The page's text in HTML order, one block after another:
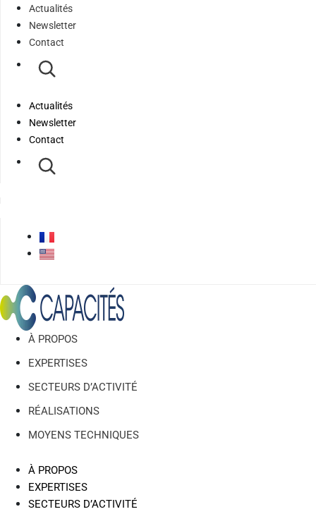
Actualités
Newsletter
Contact
Actualités
Newsletter
Contact
À PROPOS
EXPERTISES
SECTEURS D’ACTIVITÉ
RÉALISATIONS
MOYENS TECHNIQUES
À PROPOS
EXPERTISES
SECTEURS D’ACTIVITÉ